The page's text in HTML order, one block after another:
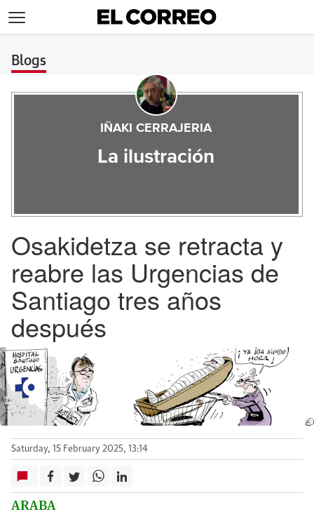
Blogs
IÑAKI CERRAJERIA
La ilustración
Osakidetza se retracta y
reabre las Urgencias de
Santiago tres años
después
Saturday, 15 February 2025, 13:14
ARABA